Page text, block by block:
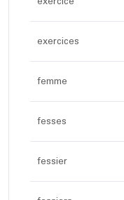
exercices
femme
fesses
fessier